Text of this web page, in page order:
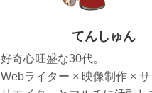
てんしゅん
好奇心旺盛な30代。
Webライター × 映像制作 ×